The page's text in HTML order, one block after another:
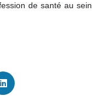
de santé au sein